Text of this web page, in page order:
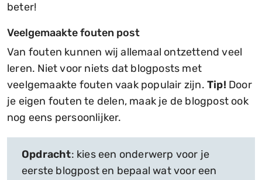
beter!
Veelgemaakte fouten post
Van fouten kunnen wij allemaal ontzettend veel
leren. Niet voor niets dat blogposts met
veelgemaakte fouten vaak populair zijn.Tip! Door
je eigen fouten te delen, maak je de blogpost ook
nog eens persoonlijker.
Opdracht: kies een onderwerp voor je
eerste blogpost en bepaal wat voor een